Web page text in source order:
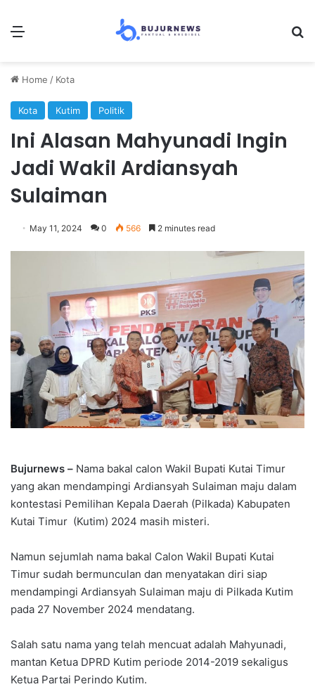
Menu
Home / Kota
Kota Kutim Politik
Ini Alasan Mahyunadi Ingin
Jadi Wakil Ardiansyah
Sulaiman
May 11, 2024 0 566 2 minutes read
Bujurnews – Nama bakal calon Wakil Bupati Kutai Timur
yang akan mendampingi Ardiansyah Sulaiman maju dalam
kontestasi Pemilihan Kepala Daerah (Pilkada) Kabupaten
Kutai Timur (Kutim) 2024 masih misteri.
Namun sejumlah nama bakal Calon Wakil Bupati Kutai
Timur sudah bermunculan dan menyatakan diri siap
mendampingi Ardiansyah Sulaiman maju di Pilkada Kutim
pada 27 November 2024 mendatang.
Salah satu nama yang telah mencuat adalah Mahyunadi,
mantan Ketua DPRD Kutim periode 2014-2019 sekaligus
Ketua Partai Perindo Kutim.